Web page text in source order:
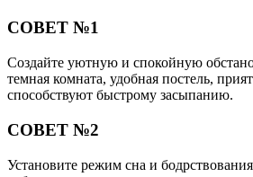
СОВЕТ №1
Создайте уютную и спокойную
темная комната, удобная постель,
способствуют быстрому засыпанию.
СОВЕТ №2
Установите режим сна и